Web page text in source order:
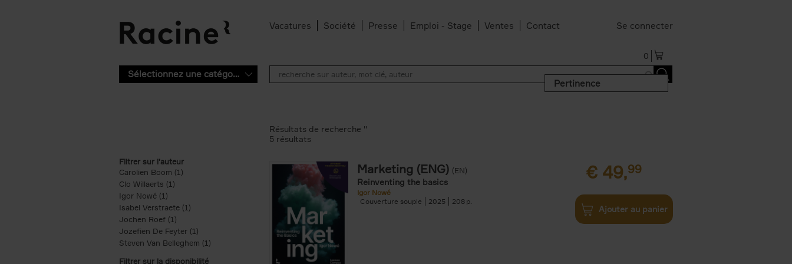
Vacatures Société Presse Emploi - Stage Ventes Contact Se connecter
0
Sélectionnez une catégorie
Pertinence
Filtrer sur l'auteur
Carolien Boom (1)
Clo Willaerts (1)
Igor Nowé (1)
Isabel Verstraete (1) Apply Isabel Verstraete filter
Jochen Roef (1)
Jozefien De Feyter (1) Apply Jozefien De Feyter filter
Steven Van Belleghem (1) Apply Steven Van Belleghem filter
Filtrer sur la disponibilité
Résultats de recherche ''
5 résultats
Marketing (ENG) (EN)
Reinventing the basics
Igor Nowé
Couverture souple
2025 208
€ 49,99
Ajouter au panier